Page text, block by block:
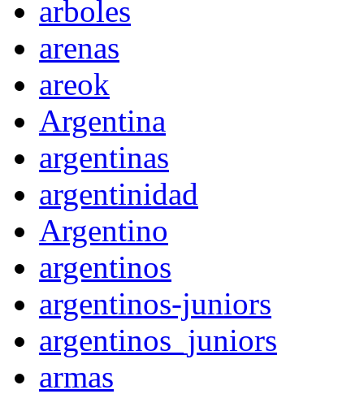
arboles
arenas
areok
Argentina
argentinas
argentinidad
Argentino
argentinos
argentinos-juniors
argentinos_juniors
armas